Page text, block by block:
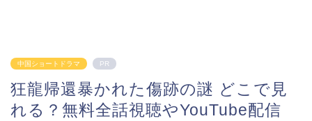
中国ショートドラマ PR
狂龍帰還暴かれた傷跡の謎 どこで見
れる？無料全話視聴やYouTube配信